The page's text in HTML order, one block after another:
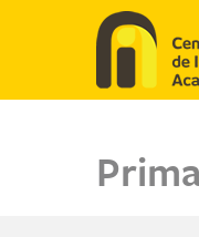
Pasar al contenido